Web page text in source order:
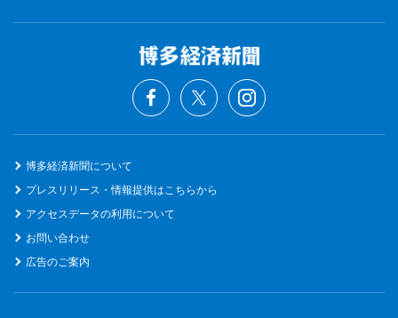
博多経済新聞について
プレスリリース・情報提供はこちらから
アクセスデータの利用について
お問い合わせ
広告のご案内